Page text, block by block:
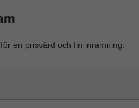
en prisvärd och fin inramning.